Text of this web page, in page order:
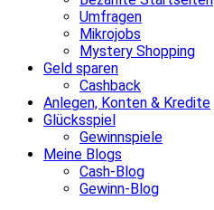
Umfragen
Mikrojobs
Mystery Shopping
Geld sparen
Cashback
Anlegen, Konten & Kredite
Glücksspiel
Gewinnspiele
Meine Blogs
Cash-Blog
Gewinn-Blog